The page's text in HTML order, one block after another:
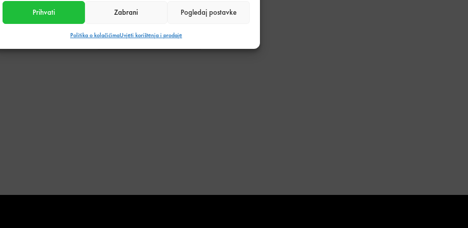
Prihvati Zabrani Pogledaj postavke
Politika o kolačićimaUvjeti korištenja i prodaje
Podijeli s prijateljima: